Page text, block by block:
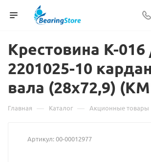
Крестовина К-016
2201025-10
о
товаре
вала (28х72,9)
Главная — Каталог — Акционные товары
Артикул:00-00012977